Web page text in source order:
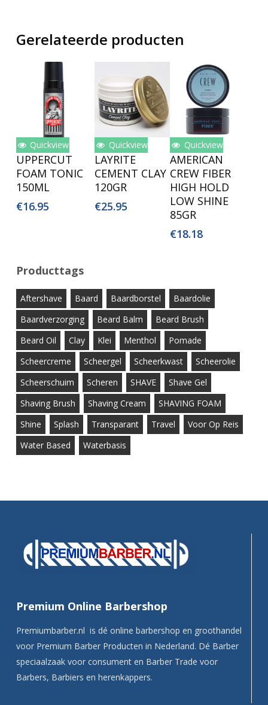
Gerelateerde producten
Lees Verder
Quickview
UPPERCUT
FOAM TONIC
150ML
€16.95
Toevoegen
Aan
Winkelwagen
Quickview
LAYRITE
CEMENT CLAY
120GR
€25.95
Toevoegen
Aan
Winkelwagen
Quickview
AMERICAN
CREW FIBER
HIGH HOLD
LOW SHINE
85GR
€18.18
Producttags
Aftershave Baard Baardborstel
Baardolie
Baardverzorging
Beard Balm
Beard Brush
Beard Oil
Clay Klei Menthol
Pomade
Scheercreme
Scheergel Scheerkwast
Scheerolie
Scheerschuim
Scheren SHAVE
Shave Gel
Shaving Brush
Shaving Cream
SHAVING FOAM
Shine
Splash Transparant Travel
Voor Op Reis
Water Based
Waterbasis
Premium Online Barbershop
Premiumbarber.nl is dé online barbershop en groothandel
voor Premium Barber Producten in Nederland. Dé Barber
speciaalzaak voor consument en Barber Trade voor
Barbers, Barbiers en herenkappers.